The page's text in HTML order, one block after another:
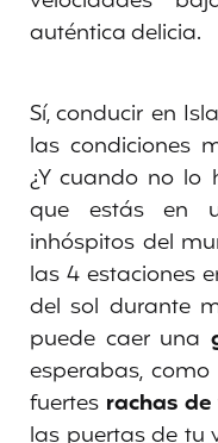
auténtica delicia.
Sí, conducir en
las condiciones
¿Y cuando no lo
que estás en
inhóspitos del
las 4 estaciones
del sol durante
puede caer una
esperabas,
fuertes rachas
las puertas de tu